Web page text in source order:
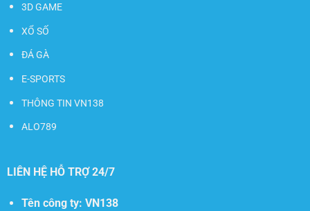
3D GAME
XỔ SỐ
ĐÁ GÀ
E-SPORTS
THÔNG TIN VN138
ALO789
LIÊN HỆ HỖ TRỢ 24/7
Tên công ty: VN138